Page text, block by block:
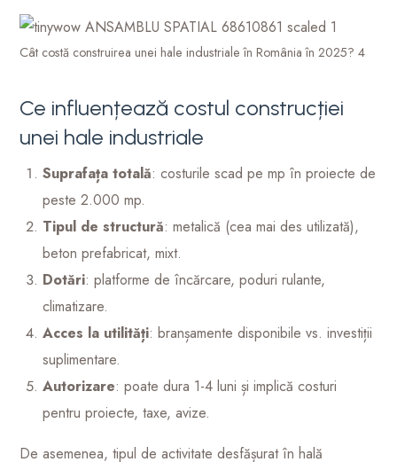
Cât costă construirea unei hale industriale în România în 2025? 4
Ce influențează costul construcției
unei hale industriale
Suprafața totală: costurile scad pe mp în proiecte de
peste 2.000 mp.
Tipul de structură: metalică (cea mai des utilizată),
beton prefabricat, mixt.
Dotări: platforme de încărcare, poduri rulante,
climatizare.
Acces la utilități: branșamente disponibile vs. investiții
suplimentare.
Autorizare: poate dura 1-4 luni și implică costuri
pentru proiecte, taxe, avize.
De asemenea, tipul de activitate desfășurat în hală